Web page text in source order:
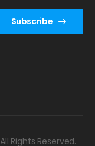
Subscribe
Rights Reserved.